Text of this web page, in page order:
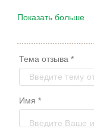
Показать больше
Тема отзыва *
Имя *